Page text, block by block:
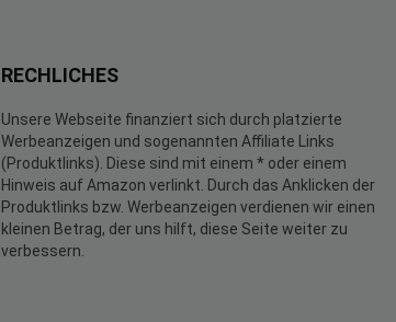
RECHLICHES
Unsere Webseite finanziert sich durch platzierte
Werbeanzeigen und sogenannten Affiliate Links
(Produktlinks). Diese sind mit einem * oder einem
Hinweis auf Amazon verlinkt. Durch das Anklicken der
Produktlinks bzw. Werbeanzeigen verdienen wir einen
kleinen Betrag, der uns hilft, diese Seite weiter zu
verbessern.